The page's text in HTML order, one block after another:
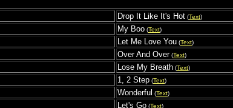
Drop It Like It's Hot (Text)
My Boo (Text)
Let Me Love You (Text)
Over And Over(Text)
Lose My Breath (Text)
1, 2 Step (Text)
Wonderful (Text)
Let's Go (Text)